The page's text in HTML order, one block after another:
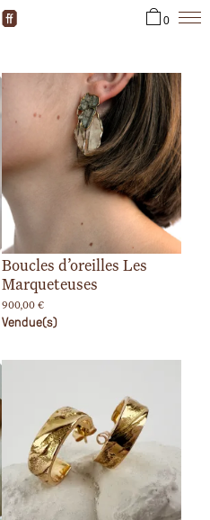
0
Boucles d’oreilles Les
Marqueteuses
900,00 €
Vendue(s)